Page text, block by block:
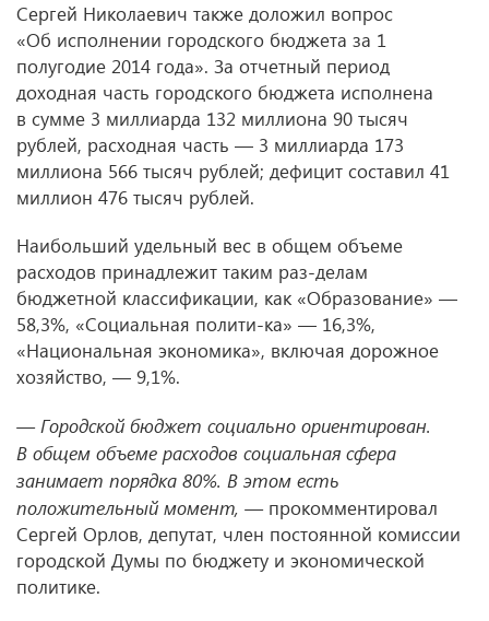
Сергей Николаевич также доложил вопрос
«Об исполнении городского бюджета за 1
полугодие 2014 года». За отчетный период
доходная часть городского бюджета исполнена
в сумме 3 миллиарда 132 миллиона 90 тысяч
рублей, расходная часть — 3 миллиарда 173
миллиона 566 тысяч рублей; дефицит составил 41
миллион 476 тысяч рублей.
Наибольший удельный вес в общем объеме
расходов принадлежит таким раз-делам
бюджетной классификации, как «Образование» —
58,3%, «Социальная полити-ка» — 16,3%,
«Национальная экономика», включая дорожное
хозяйство, — 9,1%.
— Городской бюджет социально ориентирован.
В общем объеме расходов социальная сфера
занимает порядка 80%. В этом есть
положительный момент, —прокомментировал
Сергей Орлов, депутат, член постоянной комиссии
городской Думы по бюджету и экономической
политике.